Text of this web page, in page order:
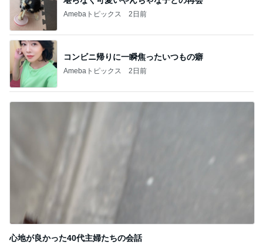
Amebaトピックス 2日前
コンビニ帰りに一瞬焦ったいつもの癖
Amebaトピックス 2日前
心地が良かった40代主婦たちの会話